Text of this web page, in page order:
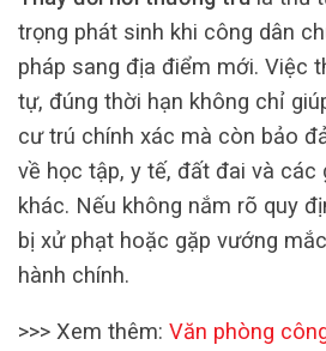
trọng phát sinh khi công dân
pháp sang địa điểm mới. Việc
tự, đúng thời hạn không chỉ
cư trú chính xác mà còn bảo
về học tập, y tế, đất đai và các
khác. Nếu không nắm rõ quy
bị xử phạt hoặc gặp vướng
hành chính.
>>> Xem thêm: Văn phòng